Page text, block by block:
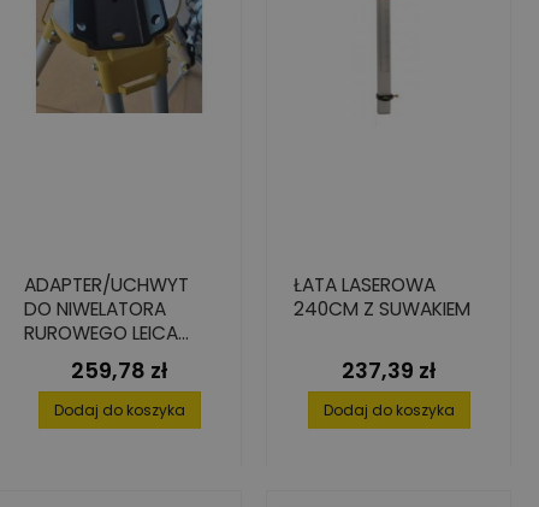
ADAPTER/UCHWYT
DO NIWELATORA
RUROWEGO LEICA
Cena
259,78 zł
Dodaj do koszyka
ŁATA LASEROWA
240CM Z SUWAKIEM
Cena
237,39 zł
Dodaj do koszyka